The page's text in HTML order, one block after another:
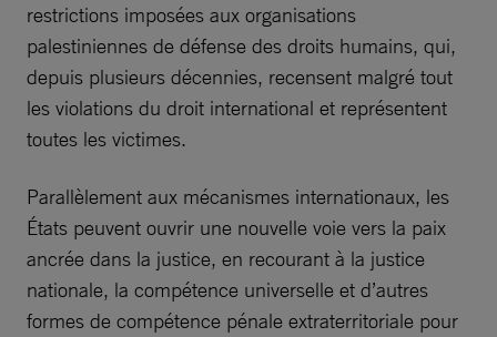
restrictions imposées aux organisations
palestiniennes de défense des droits humains, qui,
depuis plusieurs décennies, recensent malgré tout
les violations du droit international et représentent
toutes les victimes.
Parallèlement aux mécanismes internationaux, les
États peuvent ouvrir une nouvelle voie vers la paix
ancrée dans la justice, en recourant à la justice
nationale, la compétence universelle et d’autres
formes de compétence pénale extraterritoriale pour